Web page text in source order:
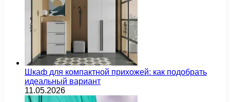
Шкаф для компактной прихожей: как подобрать
идеальный вариант
11.05.2026